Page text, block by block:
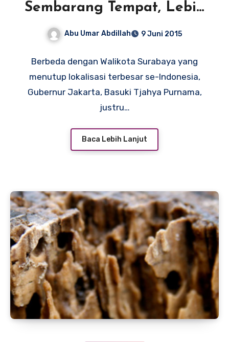
Sembarang Tempat, Lebih
Baik Dibikinin Tempat
Abu Umar Abdillah 9 Juni 2015
Berbeda dengan Walikota Surabaya yang
menutup lokalisasi terbesar se-Indonesia,
Gubernur Jakarta, Basuki Tjahya Purnama,
justru…
Baca Lebih Lanjut